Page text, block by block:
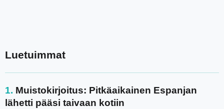
Luetuimmat
Muistokirjoitus: Pitkäaikainen Espanjan
lähetti pääsi taivaan kotiin